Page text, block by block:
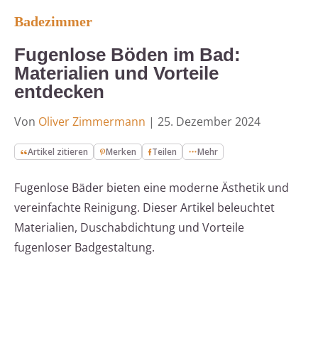
Badezimmer
Fugenlose Böden im Bad:
Materialien und Vorteile
entdecken
Von Oliver Zimmermann | 25. Dezember 2024
Artikel zitieren Merken Teilen Mehr
Fugenlose Bäder bieten eine moderne Ästhetik und
vereinfachte Reinigung. Dieser Artikel beleuchtet
Materialien, Duschabdichtung und Vorteile
fugenloser Badgestaltung.